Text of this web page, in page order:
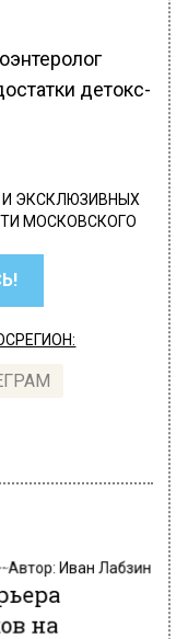
детокс-
ЭКСКЛЮЗИВНЫХ
МОСКОВСКОГО
Иван Лабзин
на